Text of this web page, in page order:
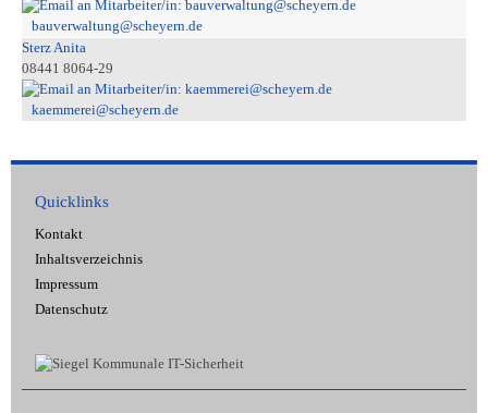
bauverwaltung@scheyern.de
Sterz Anita
08441 8064-29
kaemmerei@scheyern.de
Quicklinks
Kontakt
Inhaltsverzeichnis
Impressum
Datenschutz